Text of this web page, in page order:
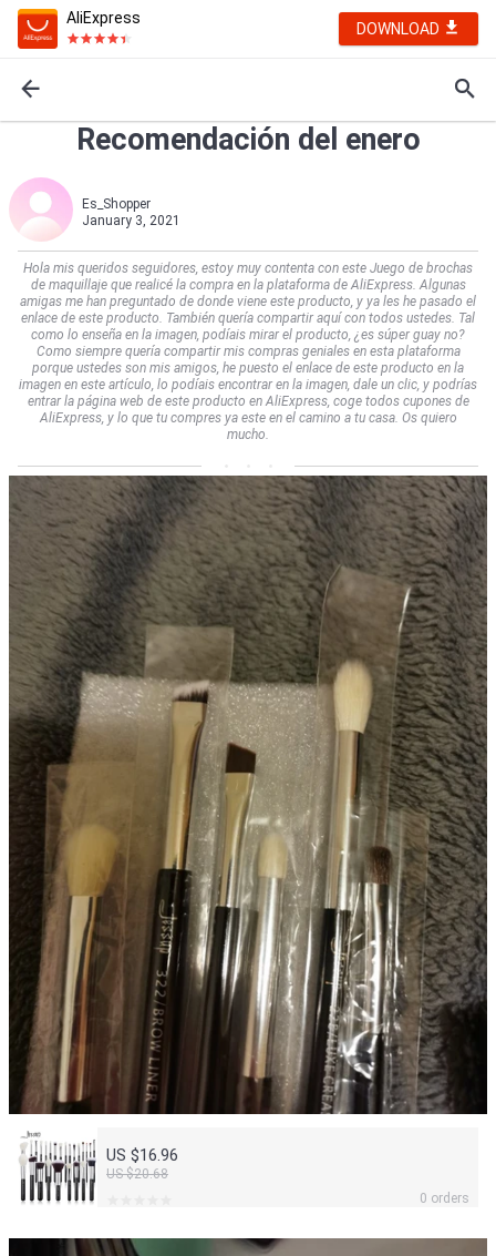
AliExpress
DOWNLOAD
Recomendación del enero
Es_Shopper
January 3, 2021
Hola mis queridos seguidores, estoy muy contenta con este Juego de brochas
de maquillaje que realicé la compra en la plataforma de AliExpress. Algunas
amigas me han preguntado de donde viene este producto, y ya les he pasado el
enlace de este producto. También quería compartir aquí con todos ustedes. Tal
como lo enseña en la imagen, podíais mirar el producto, ¿es súper guay no?
Como siempre quería compartir mis compras geniales en esta plataforma
porque ustedes son mis amigos, he puesto el enlace de este producto en la
imagen en este artículo, lo podíais encontrar en la imagen, dale un clic, y podrías
entrar la página web de este producto en AliExpress, coge todos cupones de
AliExpress, y lo que tu compres ya este en el camino a tu casa. Os quiero
mucho.
US $16.96
US $20.68
0 orders